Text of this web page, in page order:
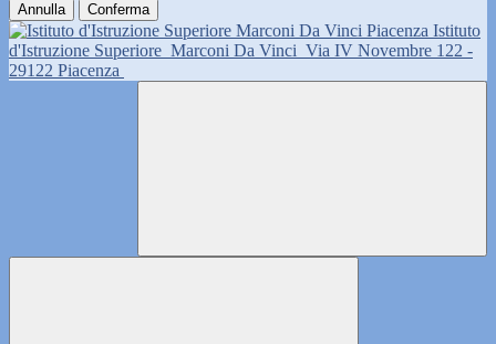
Annulla Conferma
Istituto
d'Istruzione Superiore Marconi Da Vinci Via IV Novembre 122 -
29122 Piacenza